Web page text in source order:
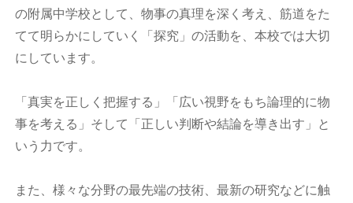
の附属中学校として、物事の真理を深く考え、筋道をた
てて明らかにしていく「探究」の活動を、本校では大切
にしています。
「真実を正しく把握する」「広い視野をもち論理的に物
事を考える」そして「正しい判断や結論を導き出す」と
いう力です。
また、様々な分野の最先端の技術、最新の研究などに触